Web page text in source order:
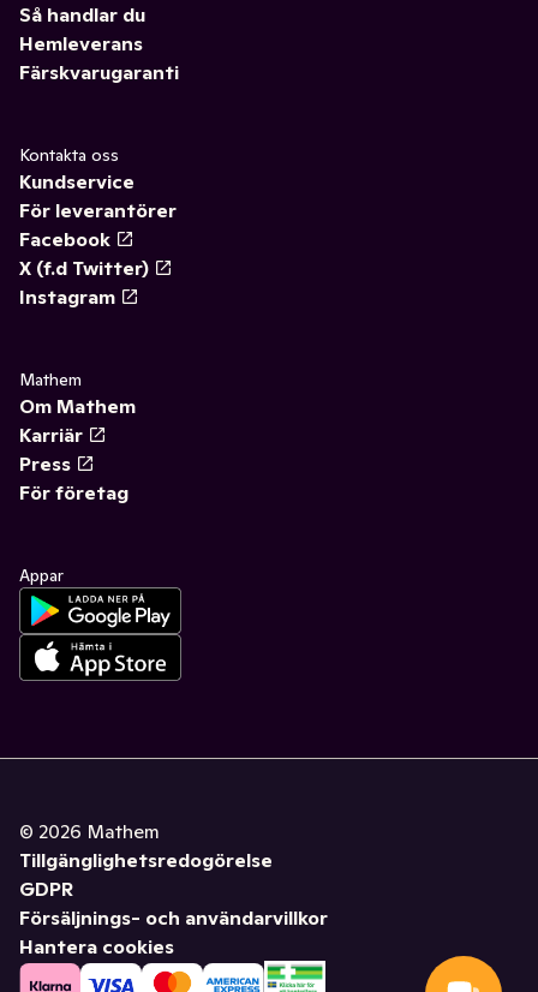
Så handlar du
Hemleverans
Färskvarugaranti
Kontakta oss
Kundservice
För leverantörer
Facebook
X (f.d Twitter)
Instagram
Mathem
Om Mathem
Karriär
Press
För företag
Appar
© 2026 Mathem
Tillgänglighetsredogörelse
GDPR
Försäljnings- och användarvillkor
Hantera cookies